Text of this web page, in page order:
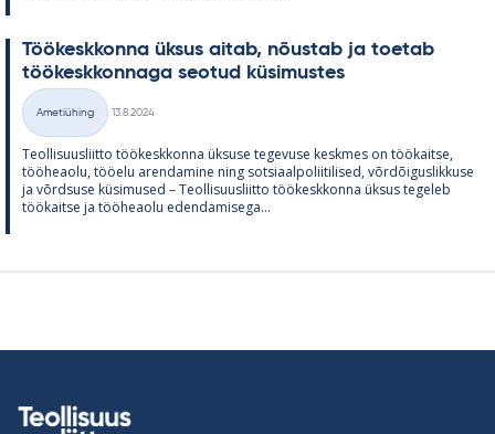
Töö­kesk­konna ük­sus ai­tab, nõus­tab ja toe­tab
töö­kesk­kon­naga seo­tud kü­si­mus­tes
Kategooriad
Ametiühing
13.8.2024
Teol­li­suus­liitto töö­kesk­konna ük­suse te­ge­vuse kesk­mes on töö­kaitse,
töö­heaolu, töö­elu aren­da­mine ning sot­si­aal­po­lii­ti­li­sed, võrdõi­gus­lik­kuse
ja võrd­suse kü­si­mused – Teol­li­suus­liitto töö­kesk­konna ük­sus te­ge­leb
töö­kaitse ja töö­heaolu eden­da­mi­sega...